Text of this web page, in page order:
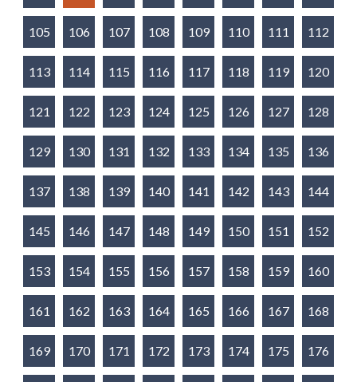
105 106 107 108 109 110 111 112
113 114 115 116 117 118 119 120
121 122 123 124 125 126 127 128
129 130 131 132 133 134 135 136
137 138 139 140 141 142 143 144
145 146 147 148 149 150 151 152
153 154 155 156 157 158 159 160
161 162 163 164 165 166 167 168
169 170 171 172 173 174 175 176